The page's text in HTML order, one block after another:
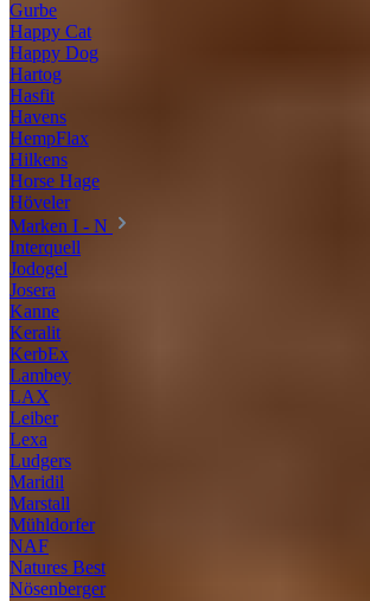
Gurbe
Happy Cat
Happy Dog
Hartog
Hasfit
Havens
HempFlax
Hilkens
Horse Hage
Höveler
Marken I - N
Interquell
Jodogel
Josera
Kanne
Keralit
KerbEx
Lambey
LAX
Leiber
Lexa
Ludgers
Maridil
Marstall
Mühldorfer
NAF
Natures Best
Nösenberger